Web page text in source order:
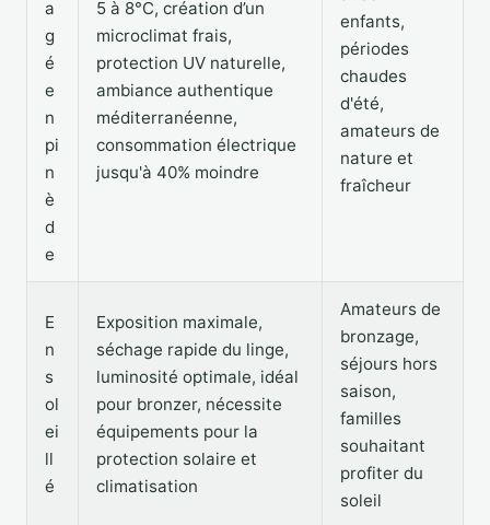
a
g
é
e
n
pi
n
è
d
e
5 à 8°C, création d’un
microclimat frais,
protection UV naturelle,
ambiance authentique
méditerranéenne,
consommation électrique
jusqu'à 40% moindre
enfants,
périodes
chaudes
d'été,
amateurs de
nature et
fraîcheur
E
n
s
ol
ei
ll
é
Exposition maximale,
séchage rapide du linge,
luminosité optimale, idéal
pour bronzer, nécessite
équipements pour la
protection solaire et
climatisation
Amateurs de
bronzage,
séjours hors
saison,
familles
souhaitant
profiter du
soleil